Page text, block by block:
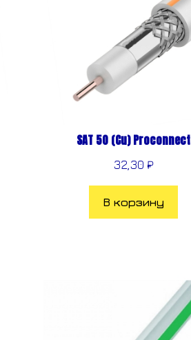
SAT 50 (Cu) Proconnect
32,30 ₽
В корзину